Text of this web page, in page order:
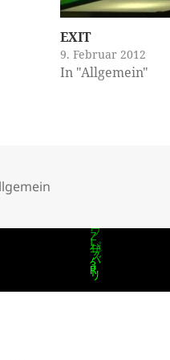
EXIT
9. Februar 2012
In "Allgemein"